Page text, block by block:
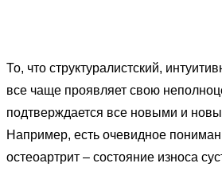
То, что структуралистский,
все чаще проявляет свою
подтверждается все новыми и
Например, есть очевидное
остеоартрит – состояние износа